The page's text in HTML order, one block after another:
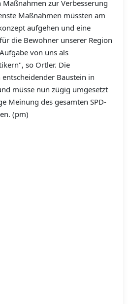
zur Verbesserung
Maßnahmen müssten am
aufgehen und eine
die Bewohner unserer Region
von uns als
so Ortler. Die
Baustein in
müsse nun zügig umgesetzt
Meinung des gesamten SPD-
(pm)